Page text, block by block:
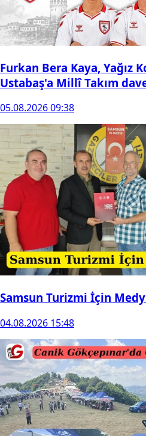
Furkan Bera Kaya, Yağız
Ustabaş'a Millî Takım
05.08.2026 09:38
Samsun Turizmi İçin
04.08.2026 15:48